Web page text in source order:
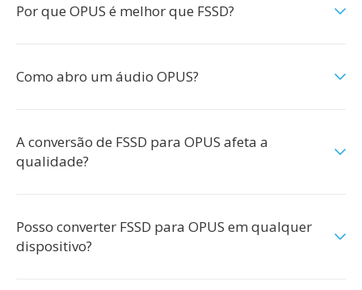
Por que OPUS é melhor que FSSD?
Como abro um áudio OPUS?
A conversão de FSSD para OPUS afeta a
qualidade?
Posso converter FSSD para OPUS em qualquer
dispositivo?